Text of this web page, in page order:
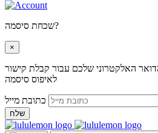
שכחת סיסמה?
×
האלקטרוני שלכם עבור קבלת קישור
לאיפוס סיסמה
שלח